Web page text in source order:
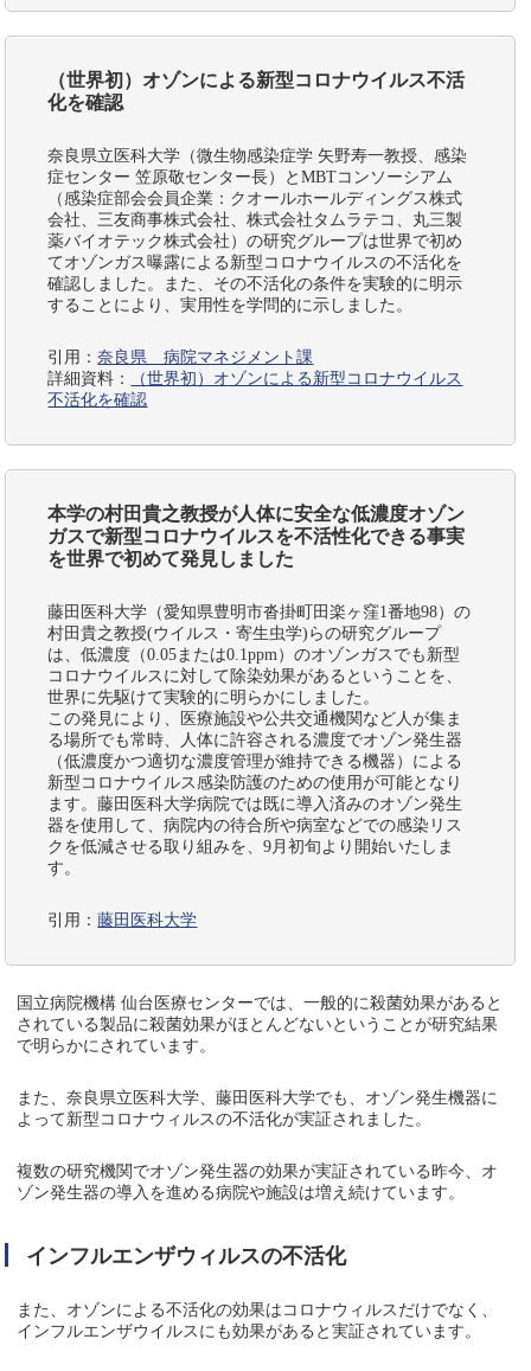
（世界初）オゾンによる新型コロナウイルス不活
化を確認
奈良県立医科大学（微生物感染症学 矢野寿一教授、感染
症センター 笠原敬センター長）とMBTコンソーシアム
（感染症部会会員企業：クオールホールディングス株式
会社、三友商事株式会社、株式会社タムラテコ、丸三製
薬バイオテック株式会社）の研究グループは世界で初め
てオゾンガス曝露による新型コロナウイルスの不活化を
確認しました。また、その不活化の条件を実験的に明示
することにより、実用性を学問的に示しました。
引用：奈良県 病院マネジメント課
詳細資料：
（世界初）オゾンによる新型コロナウイルス
不活化を確認
本学の村田貴之教授が人体に安全な低濃度オゾン
ガスで新型コロナウイルスを不活性化できる事実
を世界で初めて発見しました
藤田医科大学（愛知県豊明市沓掛町田楽ヶ窪1番地98）の
村田貴之教授(ウイルス・寄生虫学)らの研究グループ
は、低濃度（0.05または0.1ppm）のオゾンガスでも新型
コロナウイルスに対して除染効果があるということを、
世界に先駆けて実験的に明らかにしました。
この発見により、医療施設や公共交通機関など人が集ま
る場所でも常時、人体に許容される濃度でオゾン発生器
（低濃度かつ適切な濃度管理が維持できる機器）による
新型コロナウイルス感染防護のための使用が可能となり
ます。藤田医科大学病院では既に導入済みのオゾン発生
器を使用して、病院内の待合所や病室などでの感染リス
クを低減させる取り組みを、9月初旬より開始いたしま
す。
引用：藤田医科大学
国立病院機構 仙台医療センターでは、一般的に殺菌効果があると
されている製品に殺菌効果がほとんどないということが研究結果
で明らかにされています。
また、奈良県立医科大学、藤田医科大学でも、オゾン発生機器に
よって新型コロナウィルスの不活化が実証されました。
複数の研究機関でオゾン発生器の効果が実証されている昨今、オ
ゾン発生器の導入を進める病院や施設は増え続けています。
インフルエンザウィルスの不活化
また、オゾンによる不活化の効果はコロナウィルスだけでなく、
インフルエンザウイルスにも効果があると実証されています。